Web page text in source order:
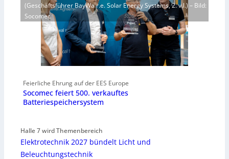
(Geschäftsführer BayWa r.e. Solar Energy Systems, 2. v.l.) – Bild:
Socomec
Feierliche Ehrung auf der EES Europe
Socomec feiert 500. verkauftes
Batteriespeichersystem
Halle 7 wird Themenbereich
Elektrotechnik 2027 bündelt Licht und
Beleuchtungstechnik